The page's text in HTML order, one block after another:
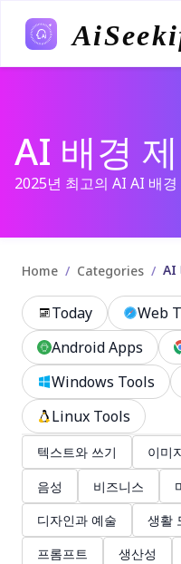
AI 배경
2025년 최고의 AI AI 배
Home / Categories / AI
Today Web
Android Apps
Windows Tools
Linux Tools
텍스트와 쓰기 이미
음성
비즈니스
디자인과 예술
생활
프롬프트
생산성